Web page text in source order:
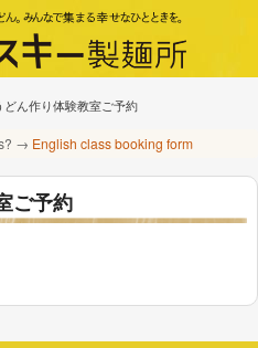
どん作り体験教室ご予約
→ English class booking form
ご予約